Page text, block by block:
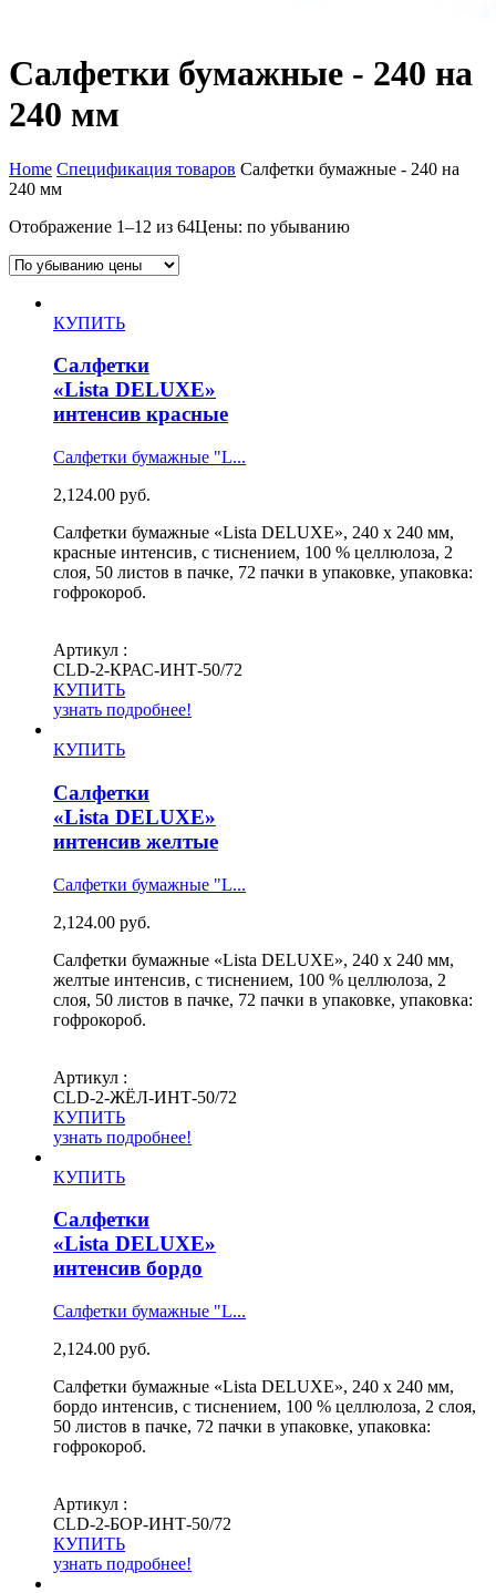
Салфетки бумажные - 240 на
240 мм
Home Спецификация товаров Салфетки бумажные - 240 на
240 мм
Отображение 1–12 из 64Цены: по убыванию
КУПИТЬ
Салфетки
«Lista DELUXE»
интенсив красные
Салфетки бумажные "L...
2,124.00 руб.
Салфетки бумажные «Lista DELUXE», 240 х 240 мм,
красные интенсив, с тиснением, 100 % целлюлоза, 2
слоя, 50 листов в пачке, 72 пачки в упаковке, упаковка:
гофрокороб.
Артикул :
СLD-2-КРАС-ИНТ-50/72
КУПИТЬ
узнать подробнее!
КУПИТЬ
Салфетки
«Lista DELUXE»
интенсив желтые
Салфетки бумажные "L...
2,124.00 руб.
Салфетки бумажные «Lista DELUXE», 240 х 240 мм,
желтые интенсив, с тиснением, 100 % целлюлоза, 2
слоя, 50 листов в пачке, 72 пачки в упаковке, упаковка:
гофрокороб.
Артикул :
СLD-2-ЖЁЛ-ИНТ-50/72
КУПИТЬ
узнать подробнее!
КУПИТЬ
Салфетки
«Lista DELUXE»
интенсив бордо
Салфетки бумажные "L...
2,124.00 руб.
Салфетки бумажные «Lista DELUXE», 240 х 240 мм,
бордо интенсив, с тиснением, 100 % целлюлоза, 2 слоя,
50 листов в пачке, 72 пачки в упаковке, упаковка:
гофрокороб.
Артикул :
СLD-2-БОР-ИНТ-50/72
КУПИТЬ
узнать подробнее!